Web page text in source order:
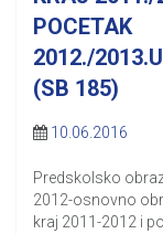
POCETAK
2012./
(SB 185)
10.06.2016
Predskolsko
2012-osnovno
kraj 2011-2012 i